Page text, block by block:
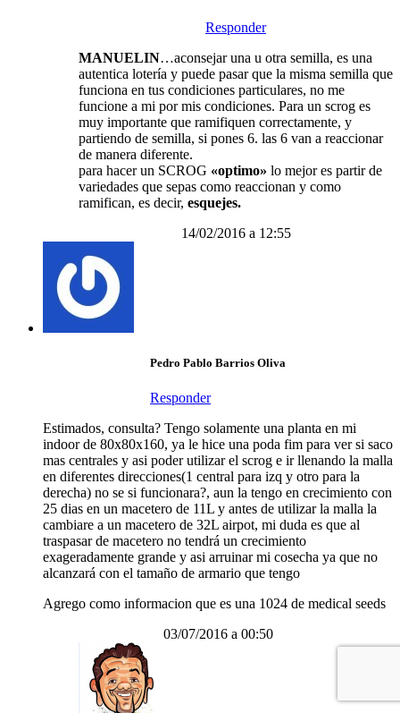
Responder
MANUELIN…aconsejar una u otra semilla, es una
autentica lotería y puede pasar que la misma semilla que
funciona en tus condiciones particulares, no me
funcione a mi por mis condiciones. Para un scrog es
muy importante que ramifiquen correctamente, y
partiendo de semilla, si pones 6. las 6 van a reaccionar
de manera diferente.
para hacer un SCROG «optimo» lo mejor es partir de
variedades que sepas como reaccionan y como
ramifican, es decir, esquejes.
14/02/2016 a 12:55
Pedro Pablo Barrios Oliva
Responder
Estimados, consulta? Tengo solamente una planta en mi
indoor de 80x80x160, ya le hice una poda fim para ver si saco
mas centrales y asi poder utilizar el scrog e ir llenando la malla
en diferentes direcciones(1 central para izq y otro para la
derecha) no se si funcionara?, aun la tengo en crecimiento con
25 dias en un macetero de 11L y antes de utilizar la malla la
cambiare a un macetero de 32L airpot, mi duda es que al
traspasar de macetero no tendrá un crecimiento
exageradamente grande y asi arruinar mi cosecha ya que no
alcanzará con el tamaño de armario que tengo
Agrego como informacion que es una 1024 de medical seeds
03/07/2016 a 00:50